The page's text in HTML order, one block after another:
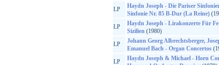
LP
Haydn Joseph - Die Pariser
Sinfonie Nr. 85 B-Dur (La Reine)
LP
Haydn Joseph - Lirakonzerte Für
Sizilien(1980)
LP
Johann Georg Albrechtsberger,
Emanuel Bach - Organ Concertos
LP
Haydn Joseph & Michael - Horn